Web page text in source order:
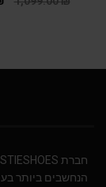
הנחשבים ביותר